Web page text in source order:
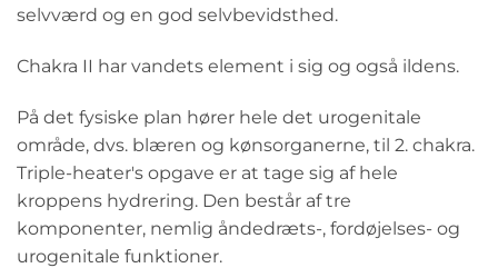
selvværd og en god selvbevidsthed.
Chakra II har vandets element i sig og også ildens.
På det fysiske plan hører hele det urogenitale
område, dvs. blæren og kønsorganerne, til 2. chakra.
Triple-heater's opgave er at tage sig af hele
kroppens hydrering. Den består af tre
komponenter, nemlig åndedræts-, fordøjelses- og
urogenitale funktioner.